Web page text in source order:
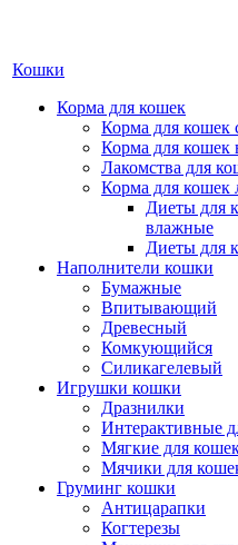
Кошки
Корма для кошек
Корма для кошек
Корма для кошек
Лакомства для
Корма для кошек
Диеты для
влажные
Диеты для
Наполнители кошки
Бумажные
Впитывающий
Древесный
Комкующийся
Силикагелевый
Игрушки кошки
Дразнилки
Интерактивные
Мягкие для
Мячики для
Груминг кошки
Антицарапки
Когтерезы